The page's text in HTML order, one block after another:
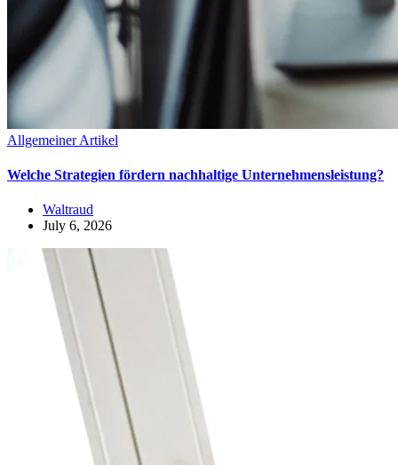
Allgemeiner Artikel
Welche Strategien fördern nachhaltige Unternehmensleistung?
Waltraud
July 6, 2026